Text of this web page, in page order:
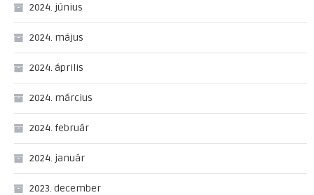
2024. június
2024. május
2024. április
2024. március
2024. február
2024. január
2023. december